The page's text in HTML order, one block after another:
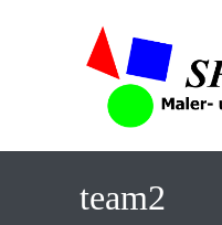
team2